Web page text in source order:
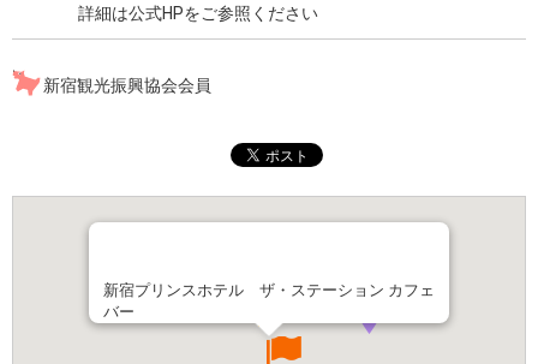
詳細は公式HPをご参照ください
新宿観光振興協会会員
新宿プリンスホテル ザ・ステーション カフェ
バー